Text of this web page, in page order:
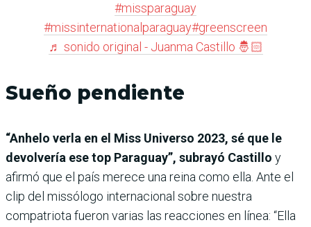
#missparaguay
#missinternationalparaguay#greenscreen
♬ sonido original - Juanma Castillo 🤴🏻
Sueño pendiente
“Anhelo verla en el Miss Universo 2023, sé que le
devolvería ese top Paraguay”, subrayó Castillo y
afirmó que el país merece una reina como ella. Ante el
clip del missólogo internacional sobre nuestra
compatriota fueron varias las reacciones en línea: “Ella